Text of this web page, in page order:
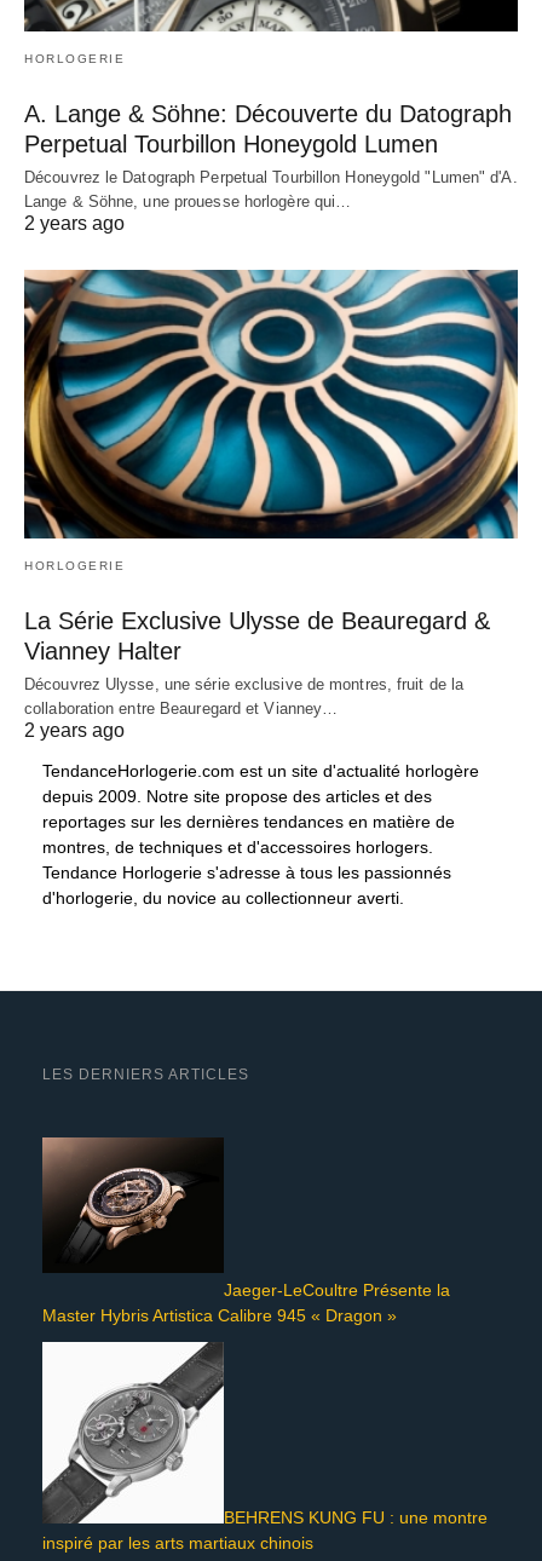
HORLOGERIE
A. Lange & Söhne: Découverte du Datograph
Perpetual Tourbillon Honeygold Lumen
Découvrez le Datograph Perpetual Tourbillon Honeygold "Lumen" d'A.
Lange & Söhne, une prouesse horlogère qui…
2 years ago
HORLOGERIE
La Série Exclusive Ulysse de Beauregard &
Vianney Halter
Découvrez Ulysse, une série exclusive de montres, fruit de la
collaboration entre Beauregard et Vianney…
2 years ago
TendanceHorlogerie.com est un site d'actualité horlogère
depuis 2009. Notre site propose des articles et des
reportages sur les dernières tendances en matière de
montres, de techniques et d'accessoires horlogers.
Tendance Horlogerie s'adresse à tous les passionnés
d'horlogerie, du novice au collectionneur averti.
LES DERNIERS ARTICLES
Jaeger-LeCoultre Présente la
Master Hybris Artistica Calibre 945 « Dragon »
BEHRENS KUNG FU : une montre
inspiré par les arts martiaux chinois